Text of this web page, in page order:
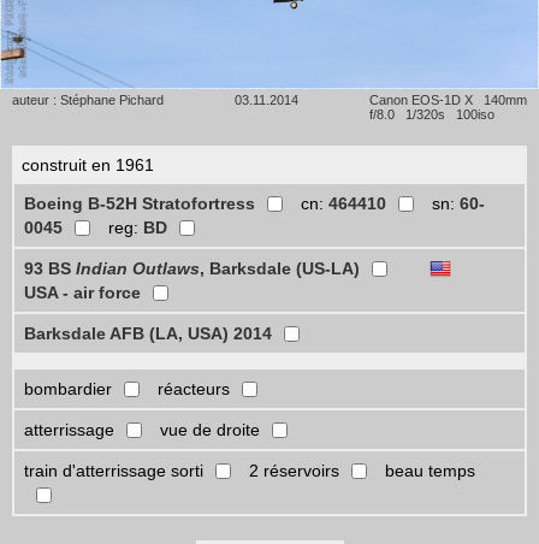
auteur : Stéphane Pichard 03.11.2014
Canon EOS-1D X 140mm
f/8.0 1/320s 100iso
construit en 1961
Boeing B-52H Stratofortress
cn: 464410 sn: 60-
0045
reg: BD
93 BS Indian Outlaws, Barksdale (US-LA)
USA - air force
Barksdale AFB (LA, USA) 2014
bombardier réacteurs
atterrissage vue de droite
train d'atterrissage sorti 2 réservoirs beau temps